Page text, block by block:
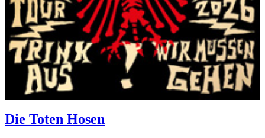
Die Toten Hosen